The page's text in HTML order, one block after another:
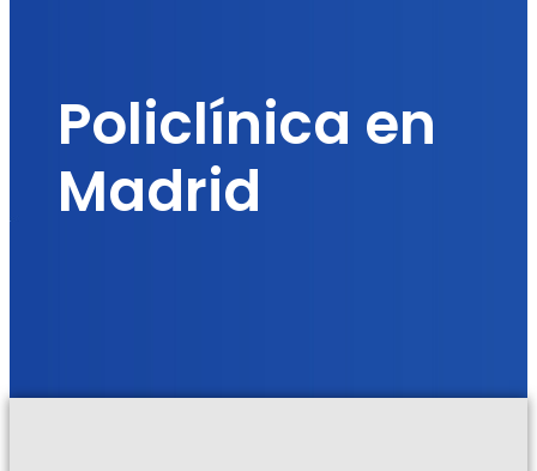
Policlínica en
Madrid